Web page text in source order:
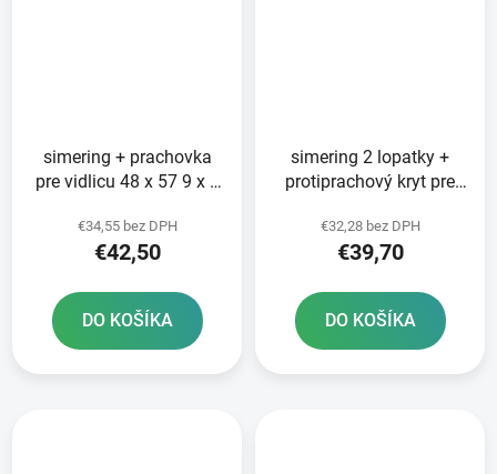
simering + prachovka
pre vidlicu 48 x 57 9 x 9
zeleno-červená
€34,55 bez DPH
€42,50
DO KOŠÍKA
simering 2 lopatky +
protiprachový kryt pre
WP 48 mm SKF
€32,28 bez DPH
€39,70
DO KOŠÍKA